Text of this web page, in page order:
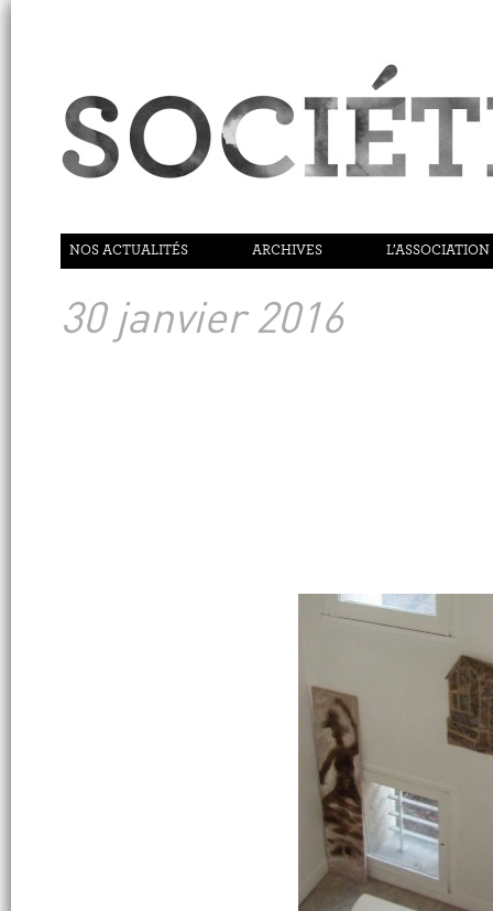
NOS ACTUALITÉS ARCHIVES L’ASSOCIATION
30 janvier 2016